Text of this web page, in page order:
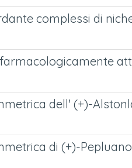
complessi di
dell' (+)-
di (+)-